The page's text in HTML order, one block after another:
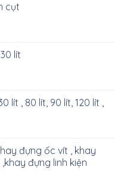
cụt
lít
lít , 80 lít, 90 lít, 120 lít ,
đựng ốc vít , khay
đựng linh kiện